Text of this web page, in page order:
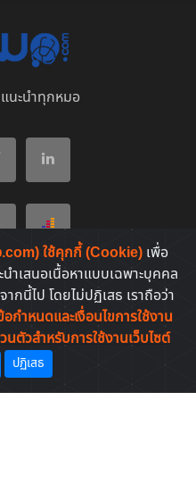
ใช้คุกกี้ (Cookie) เพื่อ
เสนอเนื้อหาแบบเฉพาะบุคคล
กนี้ไป โดยไม่ปฏิเสธ เราถือว่า
อกำหนดและเงื่อนไขการใช้งาน
ตัวสำหรับการใช้งานเว็บไซต์
ปฏิเสธ
นะนำทุกหมอ
มต่างๆ
งคนไทย